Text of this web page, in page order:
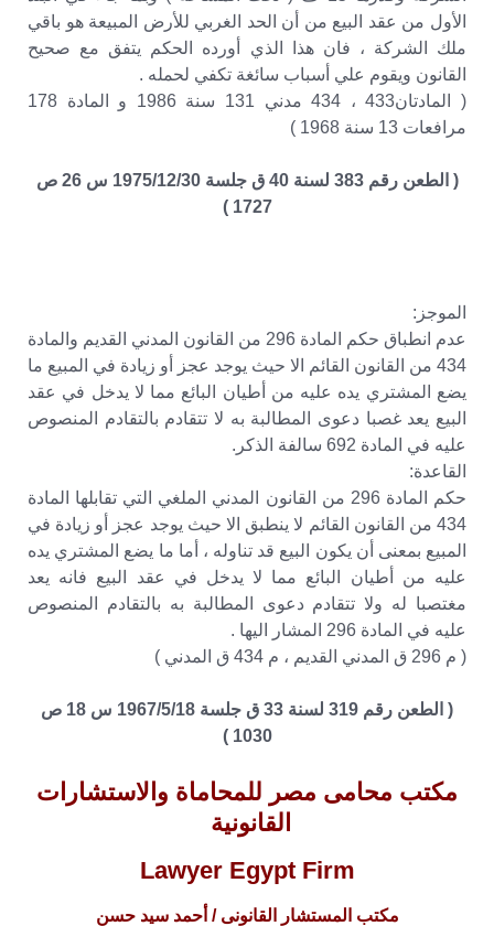
الأول من عقد البيع من أن الحد الغربي للأرض المبيعة هو باقي
ملك الشركة ، فان هذا الذي أورده الحكم يتفق مع صحيح
القانون ويقوم علي أسباب سائغة تكفي لحمله .
( المادتان433 ، 434 مدني 131 سنة 1986 و المادة 178
مرافعات 13 سنة 1968 )
( الطعن رقم 383 لسنة 40 ق جلسة 1975/12/30 س 26 ص
1727 )
الموجز:
عدم انطباق حكم المادة 296 من القانون المدني القديم والمادة
434 من القانون القائم الا حيث يوجد عجز أو زيادة في المبيع ما
يضع المشتري يده عليه من أطيان البائع مما لا يدخل في عقد
البيع يعد غصبا دعوى المطالبة به لا تتقادم بالتقادم المنصوص
عليه في المادة 692 سالفة الذكر.
القاعدة:
حكم المادة 296 من القانون المدني الملغي التي تقابلها المادة
434 من القانون القائم لا ينطبق الا حيث يوجد عجز أو زيادة في
المبيع بمعنى أن يكون البيع قد تناوله ، أما ما يضع المشتري يده
عليه من أطيان البائع مما لا يدخل في عقد البيع فانه يعد
مغتصبا له ولا تتقادم دعوى المطالبة به بالتقادم المنصوص
عليه في المادة 296 المشار اليها .
( م 296 ق المدني القديم ، م 434 ق المدني )
( الطعن رقم 319 لسنة 33 ق جلسة 1967/5/18 س 18 ص
1030 )
مكتب محامى مصر للمحاماة والاستشارات
القانونية
Lawyer Egypt Firm
مكتب المستشار القانونى / أحمد سيد حسن